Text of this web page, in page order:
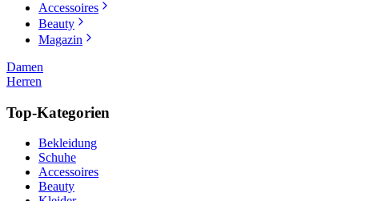
Accessoires
Beauty
Magazin
Damen
Herren
Top-Kategorien
Bekleidung
Schuhe
Accessoires
Beauty